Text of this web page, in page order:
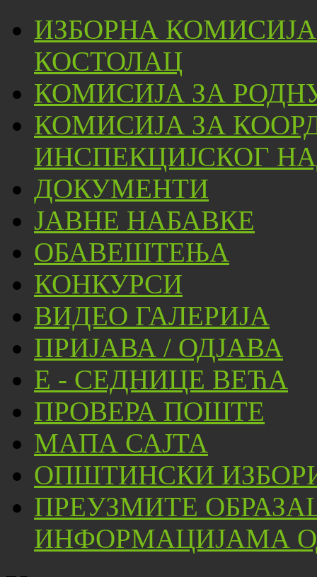
ИЗБОРНА
КОСТОЛАЦ
КОМИСИЈА ЗА
КОМИСИЈА ЗА
ИНСПЕКЦИЈСКОГ
ДОКУМЕНТИ
ЈАВНЕ НАБАВКЕ
ОБАВЕШТЕЊА
КОНКУРСИ
ВИДЕО ГАЛЕРИЈА
ПРИЈАВА / ОДЈАВА
Е - СЕДНИЦЕ ВЕЋА
ПРОВЕРА ПОШТЕ
МАПА САЈТА
ОПШТИНСКИ
ПРЕУЗМИТЕ
ИНФОРМАЦИЈАМА